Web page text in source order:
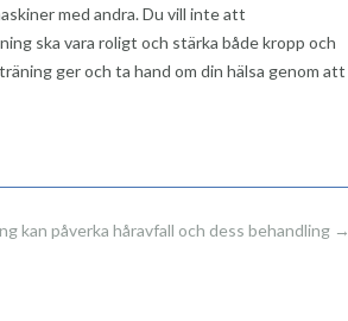
med andra. Du vill inte att
ska vara roligt och stärka både kropp och
ger och ta hand om din hälsa genom att
kan påverka håravfall och dess behandling →